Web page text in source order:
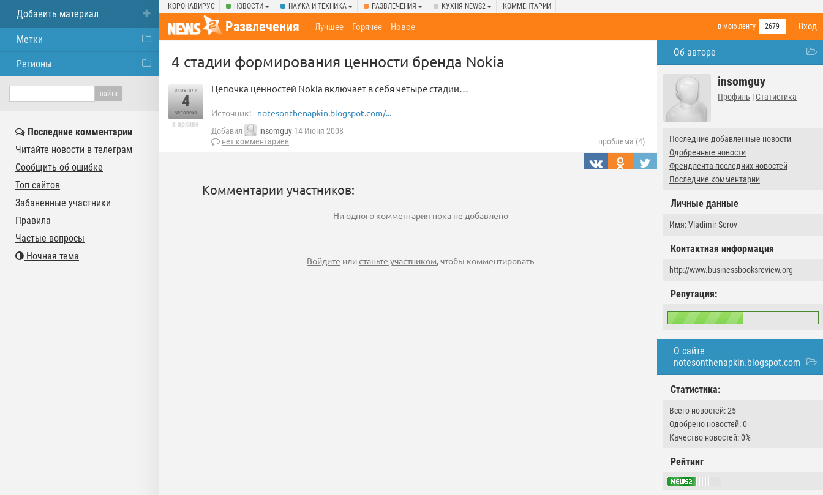
КОРОНАВИРУС НОВОСТИ НАУКА И ТЕХНИКА РАЗВЛЕЧЕНИЯ КУХНЯ NEWS2 КОММЕНТАРИИ
Вход
Развлечения в мою ленту 2679
Лучшее Горячее Новое
Об авторе
insomguy
Профиль | Статистика
Последние добавленные новости
Одобренные новости
Френдлента последних новостей
Последние комментарии
Личные данные
Имя: Vladimir Serov
Контактная информация
http://www.businessbooksreview.org
Репутация:
О сайте
notesonthenapkin.blogspot.com
Статистика:
Всего новостей: 25
Одобрено новостей: 0
Качество новостей: 0%
Рейтинг
4 стадии формирования ценности бренда Nokia
отметили
4
человека
в архиве
Цепочка ценностей Nokia включает в себя четыре стадии…
Источник: notesonthenapkin.blogspot.com/...
Добавил insomguy 14 Июня 2008
нет комментариев
проблема (4)
Комментарии участников:
Ни одного комментария пока не добавлено
Войдите илистаньте участником, чтобы комментировать
Добавить материал
Метки
Регионы
Последние комментарии
Читайте новости в телеграм
Сообщить об ошибке
Топ сайтов
Забаненные участники
Правила
Частые вопросы
Ночная тема